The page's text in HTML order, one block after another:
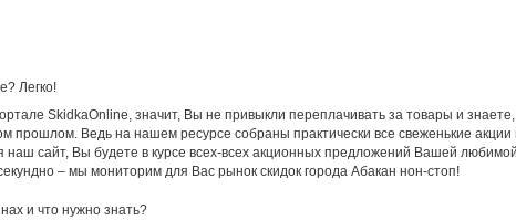
Легко!
SkidkaOnline, значит, Вы не привыкли переплачивать за товары и
прошлом. Ведь на нашем ресурсе собраны практически все свеженькие
наш сайт, Вы будете в курсе всех-всех акционных предложений Вашей
– мы мониторим для Вас рынок скидок города Абакан нон-стоп!
и что нужно знать?